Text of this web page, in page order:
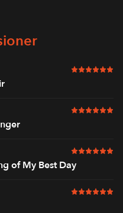
6 av 6 i
6 av 6 i
6 av 6 i
of My Best Day
6 av 6 i